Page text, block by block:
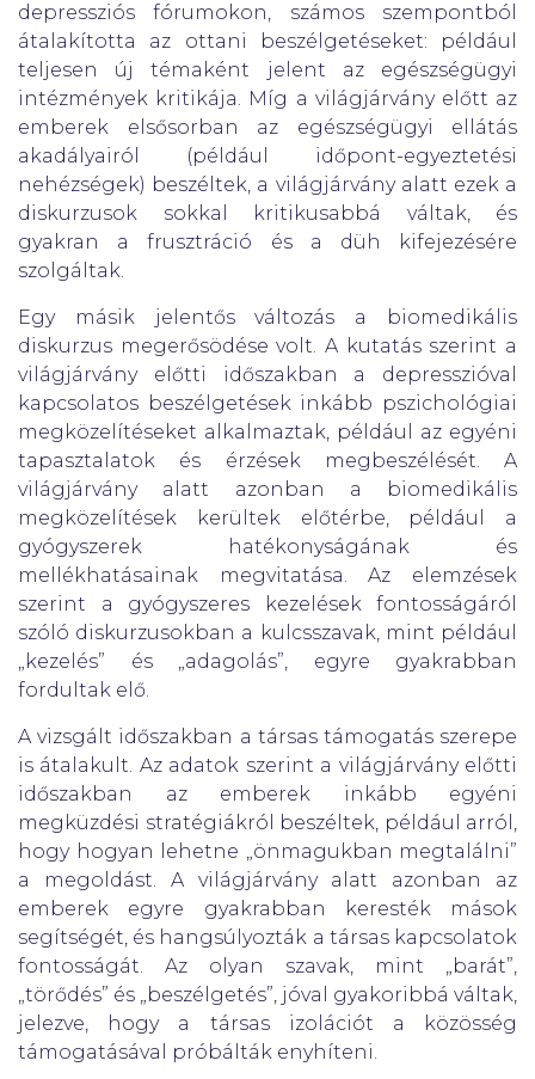
depressziós fórumokon, számos szempontból
átalakította az ottani beszélgetéseket: például
teljesen új témaként jelent az egészségügyi
intézmények kritikája. Míg a világjárvány előtt az
emberek elsősorban az egészségügyi ellátás
akadályairól (például időpont-egyeztetési
nehézségek) beszéltek, a világjárvány alatt ezek a
diskurzusok sokkal kritikusabbá váltak, és
gyakran a frusztráció és a düh kifejezésére
szolgáltak.
Egy másik jelentős változás a biomedikális
diskurzus megerősödése volt. A kutatás szerint a
világjárvány előtti időszakban a depresszióval
kapcsolatos beszélgetések inkább pszichológiai
megközelítéseket alkalmaztak, például az egyéni
tapasztalatok és érzések megbeszélését. A
világjárvány alatt azonban a biomedikális
megközelítések kerültek előtérbe, például a
gyógyszerek hatékonyságának és
mellékhatásainak megvitatása. Az elemzések
szerint a gyógyszeres kezelések fontosságáról
szóló diskurzusokban a kulcsszavak, mint például
„kezelés” és „adagolás”, egyre gyakrabban
fordultak elő.
A vizsgált időszakban a társas támogatás szerepe
is átalakult. Az adatok szerint a világjárvány előtti
időszakban az emberek inkább egyéni
megküzdési stratégiákról beszéltek, például arról,
hogy hogyan lehetne „önmagukban megtalálni”
a megoldást. A világjárvány alatt azonban az
emberek egyre gyakrabban keresték mások
segítségét, és hangsúlyozták a társas kapcsolatok
fontosságát. Az olyan szavak, mint „barát”,
„törődés” és „beszélgetés”, jóval gyakoribbá váltak,
jelezve, hogy a társas izolációt a közösség
támogatásával próbálták enyhíteni.